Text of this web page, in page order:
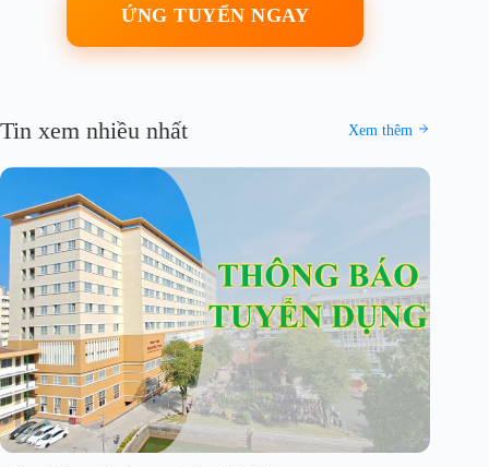
ỨNG TUYỂN NGAY
Tin xem nhiều nhất Xem thêm